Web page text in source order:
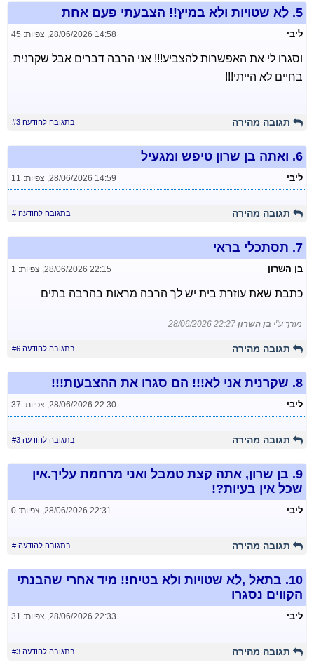
5. לא שטויות ולא במיץ!! הצבעתי פעם אחת
ליבי 28/06/2026 14:58
, צפיות: 45
וסגרו לי את האפשרות להצביע!!! אני הרבה דברים אבל שקרנית
בחיים לא הייתי!!!
תגובה מהירה בתגובה להודעה #3
6. ואתה בן שרון טיפש ומגעיל
ליבי 28/06/2026 14:59
, צפיות: 11
תגובה מהירה בתגובה להודעה #
7. תסתכלי בראי
בן השרון 28/06/2026 22:15
, צפיות: 1
כתבת שאת עוזרת בית יש לך הרבה מראות בהרבה בתים
נערך ע"י בן השרון 28/06/2026 22:27
תגובה מהירה בתגובה להודעה #6
8. שקרנית אני לא!!! הם סגרו את ההצבעות!!!
ליבי 28/06/2026 22:30
, צפיות: 37
תגובה מהירה בתגובה להודעה #3
9. בן שרון, אתה קצת טמבל ואני מרחמת עליך.אין
שכל אין בעיות?!
ליבי 28/06/2026 22:31
, צפיות: 0
תגובה מהירה בתגובה להודעה #
10. בתאל ,לא שטויות ולא בטיח!! מיד אחרי שהבנתי
הקווים נסגרו
ליבי 28/06/2026 22:33
, צפיות: 31
תגובה מהירה בתגובה להודעה #3